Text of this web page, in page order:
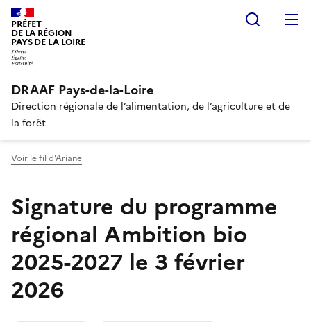
PRÉFET
DE LA RÉGION
PAYS DE LA LOIRE
DRAAF Pays-de-la-Loire
Direction régionale de l’alimentation, de l’agriculture et de
la forêt
Voir le fil d'Ariane
Signature du programme
régional Ambition bio
2025-2027 le 3 février
2026